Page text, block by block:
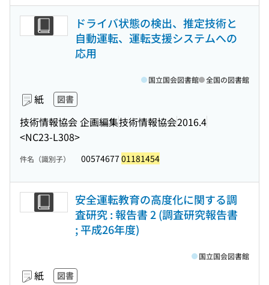
ドライバ状態の検出、推定技術と
自動運転、運転支援システムへの
応用
紙 図書
技術情報協会 企画編集技術情報協会2016.4
<NC23-L308>
国立国会図書館 全国の図書館
件名（識別子） 00574677 01181454
安全運転教育の高度化に関する調
査研究 : 報告書 2 (調査研究報告書
; 平成26年度)
紙 図書
国立国会図書館